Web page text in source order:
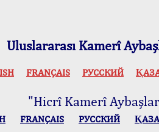
Uluslararası Kamerî
FRANÇAIS РУССКИЙ
"Hicrî Kamerî
FRANÇAIS РУССКИЙ